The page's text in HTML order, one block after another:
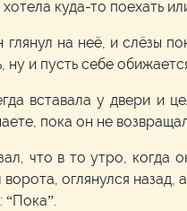
куда-то поехать
глянул на неё, и слёзы
ну и пусть себе
вставала у двери и
пока он не
что в то утро,
оглянулся
“Пока”.